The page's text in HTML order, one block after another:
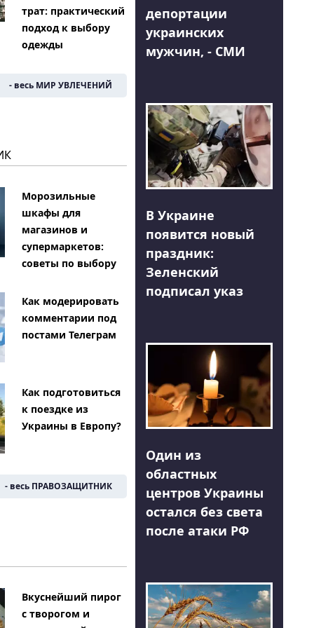
трат: практический
подход к выбору
одежды
- весь МИР УВЛЕЧЕНИЙ
Морозильные
шкафы для
магазинов и
супермаркетов:
советы по выбору
Как модерировать
комментарии под
постами Телеграм
Как подготовиться
к поездке из
Украины в Европу?
- весь ПРАВОЗАЩИТНИК
Вкуснейший пирог
с творогом и
депортации
украинских
мужчин, - СМИ
В Украине
появится новый
праздник:
Зеленский
подписал указ
Один из
областных
центров Украины
остался без света
после атаки РФ